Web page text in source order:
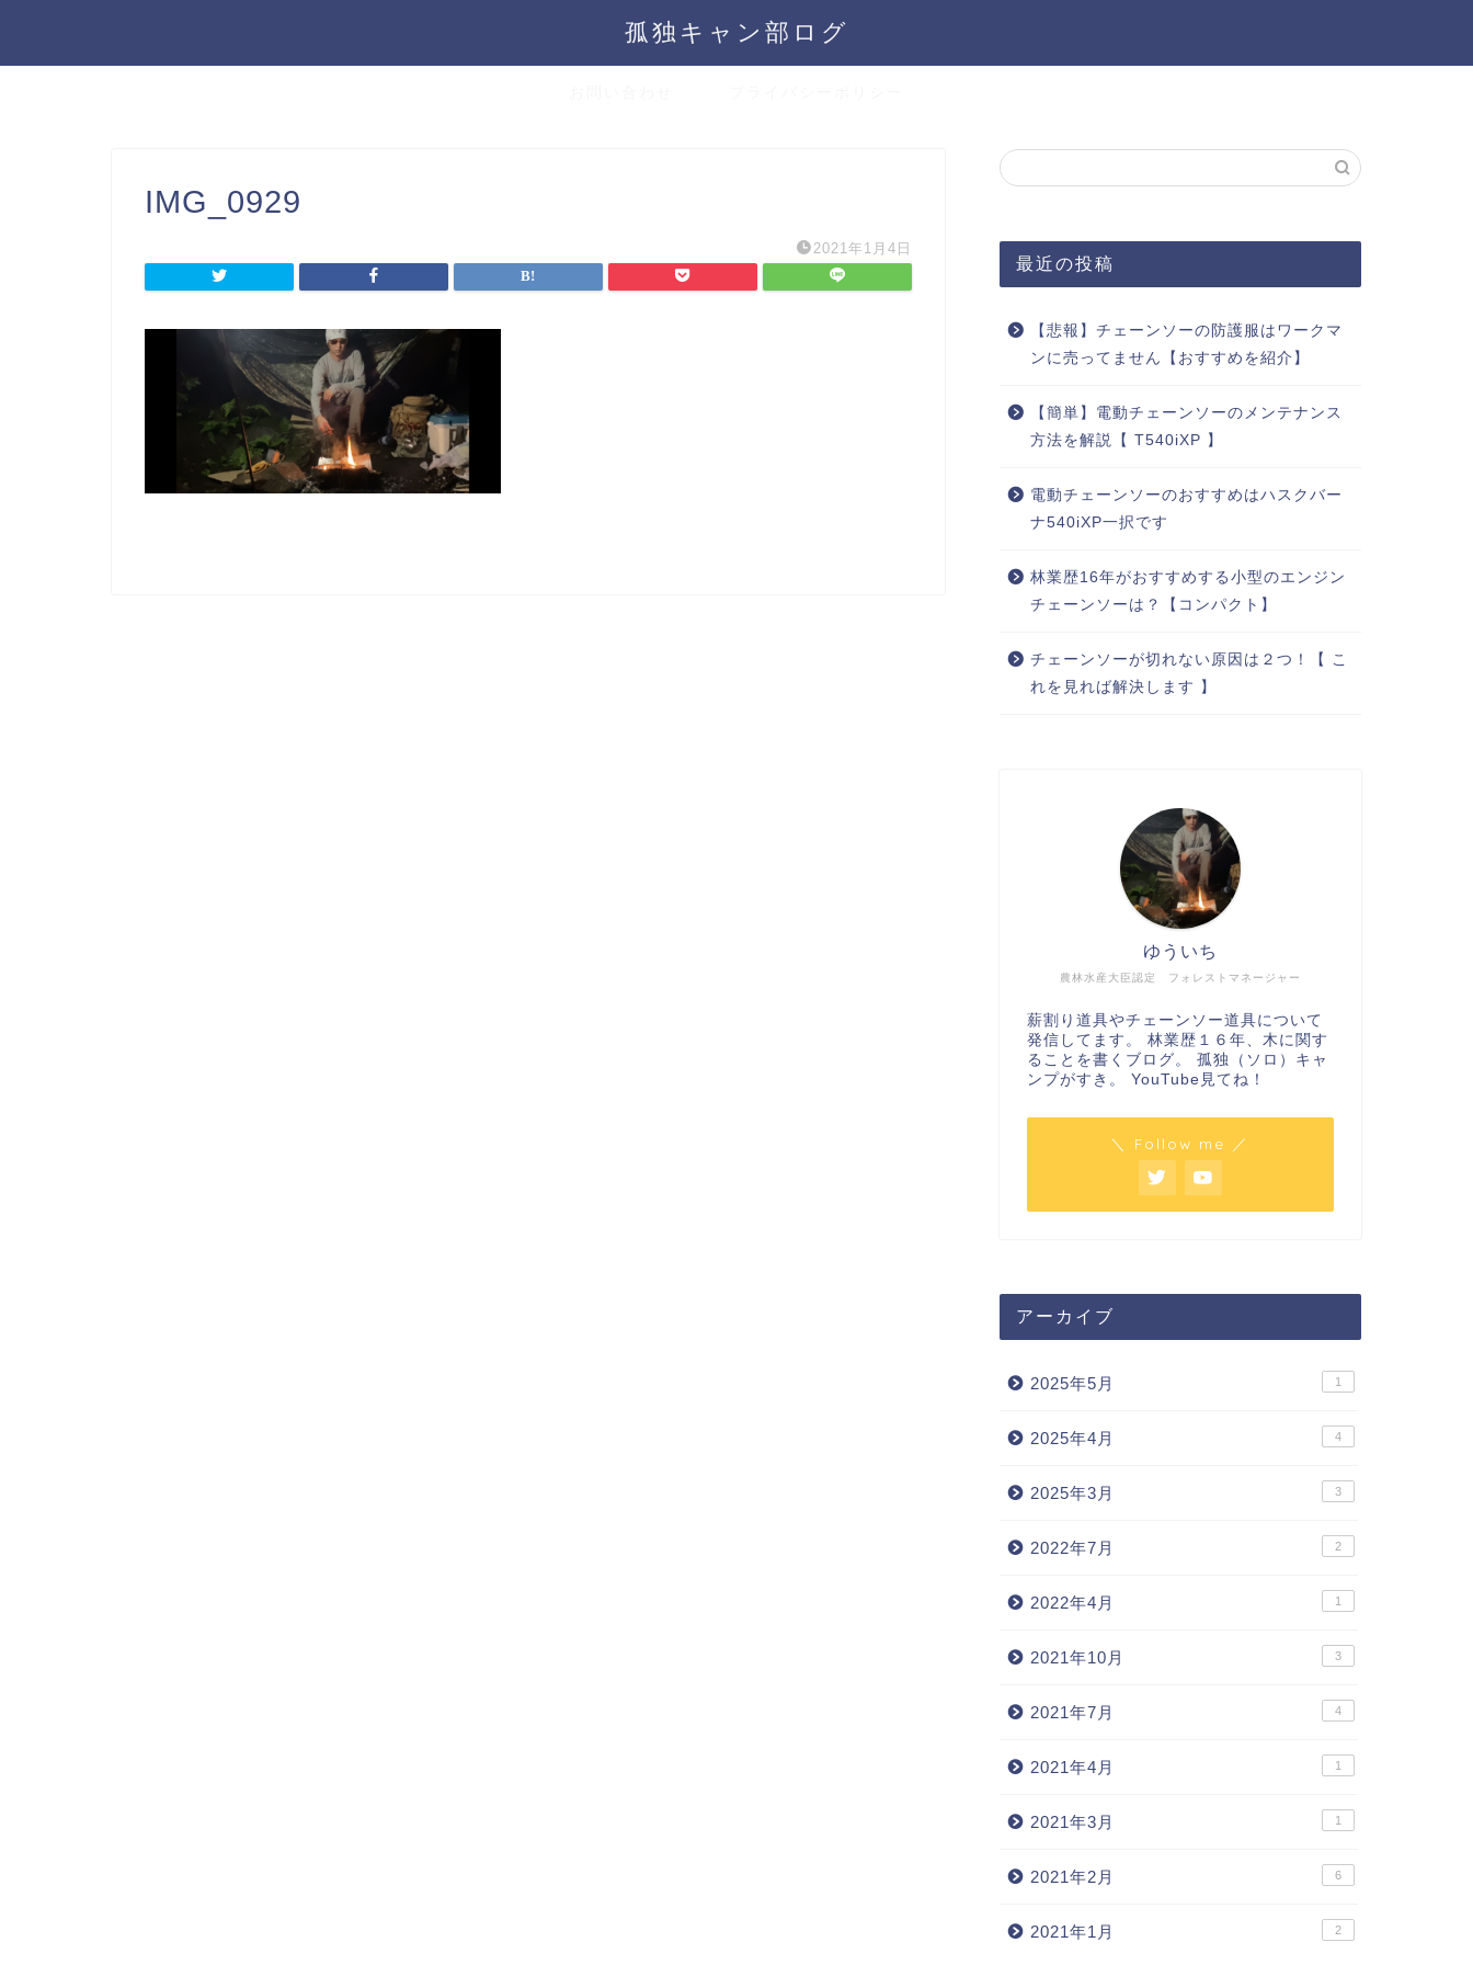
孤独キャン部ログ
IMG_0929
2021年1月4日
最近の投稿
【悲報】チェーンソーの防護服はワークマ
ンに売ってません【おすすめを紹介】
【簡単】電動チェーンソーのメンテナンス
方法を解説【 T540iXP 】
電動チェーンソーのおすすめはハスクバー
ナ540iXP一択です
林業歴16年がおすすめする小型のエンジン
チェーンソーは？【コンパクト】
チェーンソーが切れない原因は２つ！【 こ
れを見れば解決します 】
農林水産大臣認定 フォレストマネージャー
ゆういち
薪割り道具やチェーンソー道具について
発信してます。 林業歴１６年、木に関す
ることを書くブログ。 孤独（ソロ）キャ
ンプがすき。 YouTube見てね！
＼ Follow me ／
アーカイブ
2025年5月 1
2025年4月 4
2025年3月 3
2022年7月 2
2022年4月 1
2021年10月 3
2021年7月 4
2021年4月 1
2021年3月 1
2021年2月 6
2021年1月 2